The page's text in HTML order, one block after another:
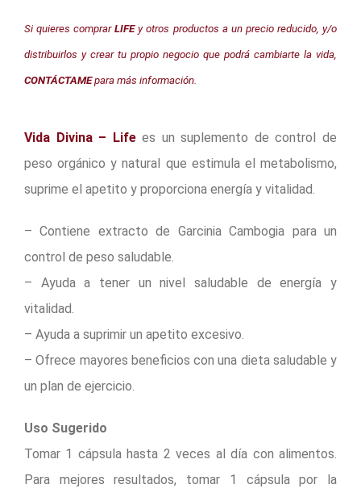
Si quieres comprarLIFEy otros productos a un precio reducido, y/o
distribuirlos y crear tu propio negocio que podrá cambiarte la vida,
CONTÁCTAMEpara más información.
Vida Divina – Lifees un suplemento de control de
peso orgánico y natural que estimula el metabolismo,
suprime el apetito y proporciona energía y vitalidad.
– Contiene extracto de Garcinia Cambogia para un
control de peso saludable.
– Ayuda a tener un nivel saludable de energía y
vitalidad.
– Ayuda a suprimir un apetito excesivo.
– Ofrece mayores beneficios con una dieta saludable y
un plan de ejercicio.
Uso Sugerido
Tomar 1 cápsula hasta 2 veces al día con alimentos.
Para mejores resultados, tomar 1 cápsula por la